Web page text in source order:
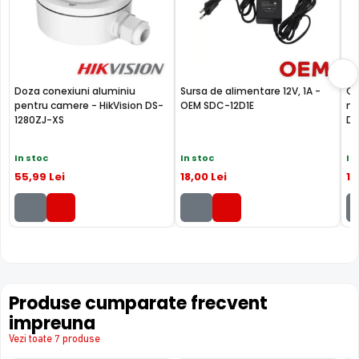
foarte luminos, de exemplu, in dreptul unei ferestre sau a
unei usi de acces, care in mod normal apar foarte
intunecate, sa fie vizibile, insa fundalul devine
suprasaturat (foarte alb).
Doza conexiuni aluminiu
pentru camere - HikVision DS-
1280ZJ-XS
In stoc
55,99 Lei
Sursa de alimentare 12V, 1A -
OEM SDC-12D1E
In stoc
18,00 Lei
In
1
Produse cumparate frecvent
impreuna
Vezi toate 7 produse